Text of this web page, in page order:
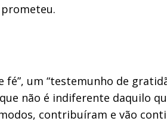
um “testemunho de
não é indiferente daquilo
contribuíram e vão